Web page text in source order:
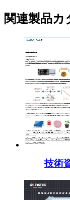
関連製品カ
技術